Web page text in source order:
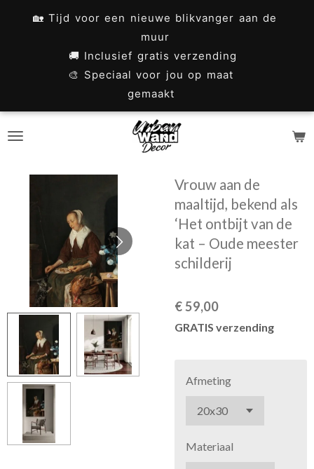
🏡 Tijd voor een nieuwe blikvanger aan de
muur
🚚 Inclusief gratis verzending
🎨 Speciaal voor jou op maat
gemaakt
Vrouw aan de
maaltijd, bekend als
‘Het ontbijt van de
kat – Oude meester
schilderij
€ 59,00
GRATIS verzending
Afmeting
Materiaal